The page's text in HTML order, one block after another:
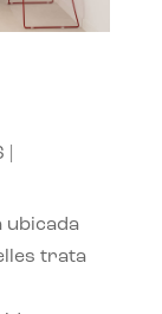
ubicada
trata